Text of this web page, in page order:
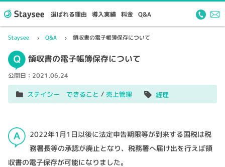
選ばれる理由 導入実績 料金 Q&A
Staysee Q&A 領収書の電子帳簿保存について
領収書の電子帳簿保存について
公開日： 2021.06.24
ステイシー できること / 売上管理 経理
2022年1月1日以後に法定申告期限等が到来する国税は税
務署長等の承認が廃止となり、税務署へ届け出を行えば領
収書の電子保存が可能になりました。